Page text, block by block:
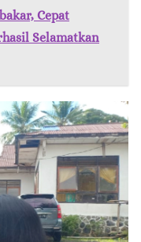
Cepat
Selamatkan